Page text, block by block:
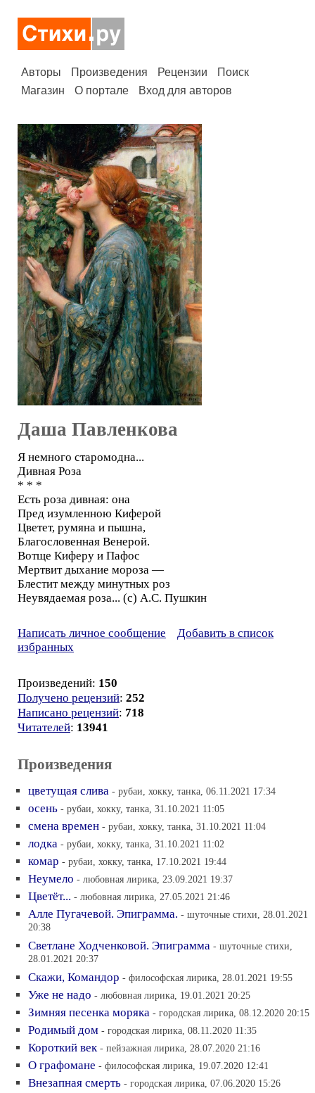
Авторы Произведения Рецензии
Поиск
Магазин
О портале Вход для авторов
Даша Павленкова
Я немного старомодна...
Дивная Роза
* * *
Есть роза дивная: она
Пред изумленною Киферой
Цветет, румяна и пышна,
Благословенная Венерой.
Вотще Киферу и Пафос
Мертвит дыхание мороза —
Блестит между минутных роз
Неувядаемая роза... (с) А.С. Пушкин
Написать личное сообщение
Добавить в список
избранных
Произведений: 150
Получено рецензий: 252
Написано рецензий: 718
Читателей: 13941
Произведения
цветущая слива - рубаи, хокку, танка, 06.11.2021 17:34
осень - рубаи, хокку, танка, 31.10.2021 11:05
смена времен - рубаи, хокку, танка, 31.10.2021 11:04
лодка - рубаи, хокку, танка, 31.10.2021 11:02
комар - рубаи, хокку, танка, 17.10.2021 19:44
Неумело - любовная лирика, 23.09.2021 19:37
Цветёт... - любовная лирика, 27.05.2021 21:46
Алле Пугачевой. Эпиграмма. - шуточные стихи, 28.01.2021
20:38
Светлане Ходченковой. Эпиграмма - шуточные стихи,
28.01.2021 20:37
Скажи, Командор - философская лирика, 28.01.2021 19:55
Уже не надо - любовная лирика, 19.01.2021 20:25
Зимняя песенка моряка - городская лирика, 08.12.2020 20:15
Родимый дом - городская лирика, 08.11.2020 11:35
Короткий век - пейзажная лирика, 28.07.2020 21:16
О графомане - философская лирика, 19.07.2020 12:41
Внезапная смерть - городская лирика, 07.06.2020 15:26